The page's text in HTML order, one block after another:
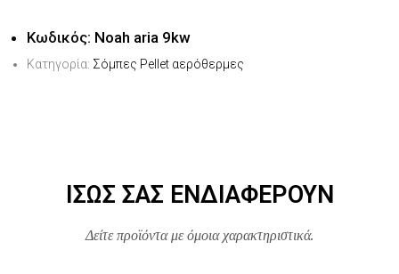
Κωδικός: Noah aria 9kw
Κατηγορία: Σόμπες Pellet αερόθερμες
ΊΣΩΣ ΣΑΣ ΕΝΔΙΑΦΈΡΟΥΝ
Δείτε προϊόντα με όμοια χαρακτηριστικά.